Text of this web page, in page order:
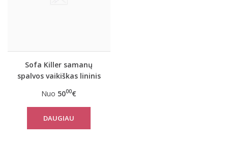
Sofa Killer samanų
spalvos vaikiškas lininis
Nuo 5000€
DAUGIAU